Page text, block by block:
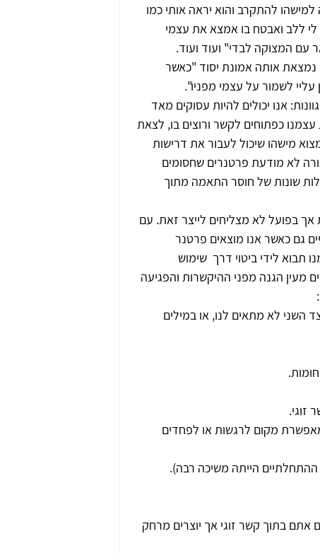
להתקרב והוא יראה אותי כמו
ללב ואבטח בו אמצא את עצמי
המצוקה לבדי" ועוד ועוד.
אותה אמונת יסוד "כאשר
לשמור על עצמי מפניו".
אנו יכולים להיות עסוקים מאד
עצמנו כפתוחים לקשר ורוצים בו, לצאת
מישהו שיכול לעבור את דרישות
לא מודעת פרטנרים שחסומים
שונות של חוסר התאמה מתוך
בפועל לא מצליחים לייצר זאת. עם
גם כאשר אנו מוצאים פרטנר
תבוא לידי ביטוי דרך  שימוש
מעין הגנה מפני ההיקשרות והפגיעה
לא מתאים לנו, או במילים
זוגי.
מקום לרגשות או לפחדים
הייתה משיכה רבה).
אתם בתוך קשר זוגי אך יוצרים מרחק